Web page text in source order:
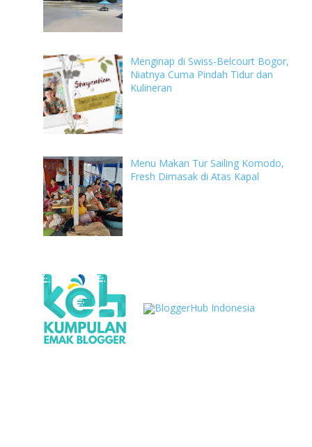
Menginap di Swiss-Belcourt Bogor,
Niatnya Cuma Pindah Tidur dan
Kulineran
Menu Makan Tur Sailing Komodo,
Fresh Dimasak di Atas Kapal